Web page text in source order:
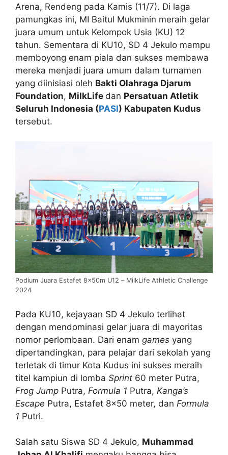
Arena, Rendeng pada Kamis (11/7). Di laga
pamungkas ini, MI Baitul Mukminin meraih gelar
juara umum untuk Kelompok Usia (KU) 12
tahun. Sementara di KU10, SD 4 Jekulo mampu
memboyong enam piala dan sukses membawa
mereka menjadi juara umum dalam turnamen
yang diinisiasi oleh Bakti Olahraga Djarum
Foundation, MilkLife dan Persatuan Atletik
Seluruh Indonesia (PASI) Kabupaten Kudus
tersebut.
Podium Juara Estafet 8x50m U12 – MilkLife Athletic Challenge
2024
Pada KU10, kejayaan SD 4 Jekulo terlihat
dengan mendominasi gelar juara di mayoritas
nomor perlombaan. Dari enam games yang
dipertandingkan, para pelajar dari sekolah yang
terletak di timur Kota Kudus ini sukses meraih
titel kampiun di lomba Sprint 60 meter Putra,
Frog Jump Putra, Formula 1 Putra, Kanga’s
Escape Putra, Estafet 8×50 meter, dan Formula
1 Putri.
Salah satu Siswa SD 4 Jekulo, Muhammad